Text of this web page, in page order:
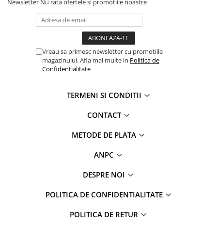
Newsletter Nu rata ofertele si promotiile noastre
Vreau sa primesc newsletter cu promotiile
magazinului. Afla mai multe in Politica de
Confidentialitate
TERMENI SI CONDITII
CONTACT
METODE DE PLATA
ANPC
DESPRE NOI
POLITICA DE CONFIDENTIALITATE
POLITICA DE RETUR